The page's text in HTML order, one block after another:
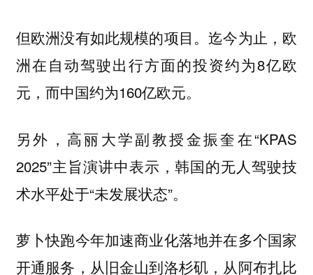
但欧洲没有如此规模的项目。迄今为⽌，欧
洲在⾃动驾驶出⾏⽅⾯的投资约为8亿欧
元，⽽中国约为160亿欧元。
另外，高丽大学副教授金振奎在“KPAS
2025”主旨演讲中表示，韩国的无人驾驶技
术水平处于“未发展状态”。
萝卜快跑今年加速商业化落地并在多个国家
开通服务，从旧金山到洛杉矶，从阿布扎比